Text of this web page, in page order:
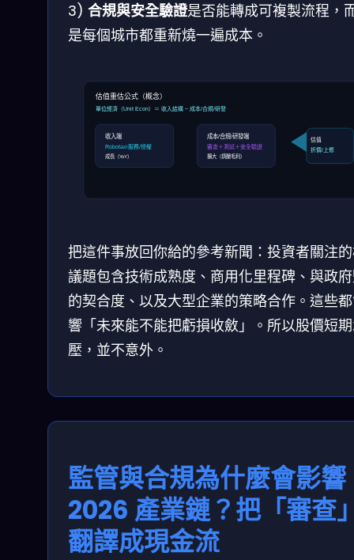
3) 合規與安全驗證是否能轉成可複製流程，
是每個城市都重新燒一遍成本。
估值重估公式（概念）
單位經濟（Unit Econ）＝ 收入結構 − 成本/合規/研發
收入端
Robotaxi服務/授權
成長（YoY）
成本/合規/研發端
審查＋測試＋安全驗證
擴大（擠壓毛利）
差值
估值
折價/上修
把這件事放回你給的參考新聞：投資者關注
議題包含技術成熟度、商用化里程碑、與政
的契合度、以及大型企業的策略合作。這些
響「未來能不能把虧損收斂」。所以股價短
壓，並不意外。
監管與合規為什麼會影響
2026 產業鏈？把「審查
翻譯成現金流